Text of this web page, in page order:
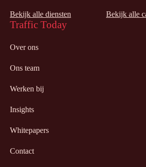
Bekijk alle diensten Bekijk alle
Traffic Today
Over ons
Ons team
Werken bij
Insights
Whitepapers
Contact